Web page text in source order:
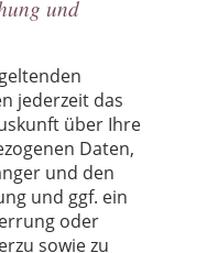
und
jederzeit das
über Ihre
Daten,
und den
und ggf. ein
oder
sowie zu